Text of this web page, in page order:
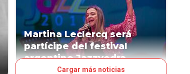
Martina Leclercq será
partícipe del festival
argentino Jazzvedra
ESPECTÁCULOSCargar más noticias